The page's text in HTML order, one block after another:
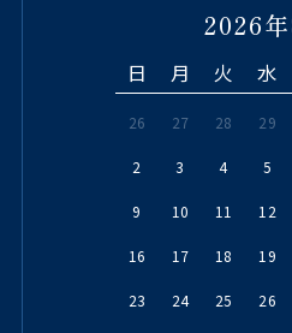
2026
日 月 火 水
26 27 28 29
2 3 4 5
9 10 11 12
16 17 18 19
23 24 25 26